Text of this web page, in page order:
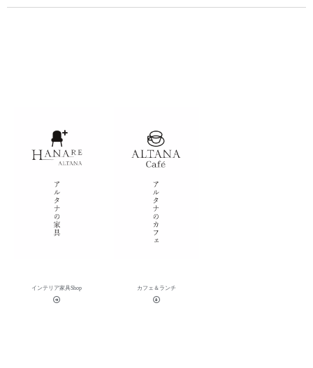
インテリア家具Shop カフェ＆ランチ